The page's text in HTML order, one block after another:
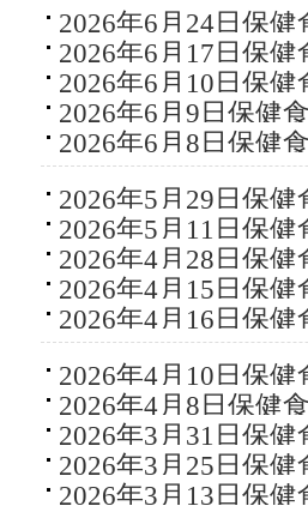
2026年6月24日保
2026年6月17日保
2026年6月10日保
2026年6月9日保健
2026年6月8日保健
2026年5月29日保
2026年5月11日保
2026年4月28日保
2026年4月15日保
2026年4月16日保
2026年4月10日保
2026年4月8日保健
2026年3月31日保
2026年3月25日保
2026年3月13日保